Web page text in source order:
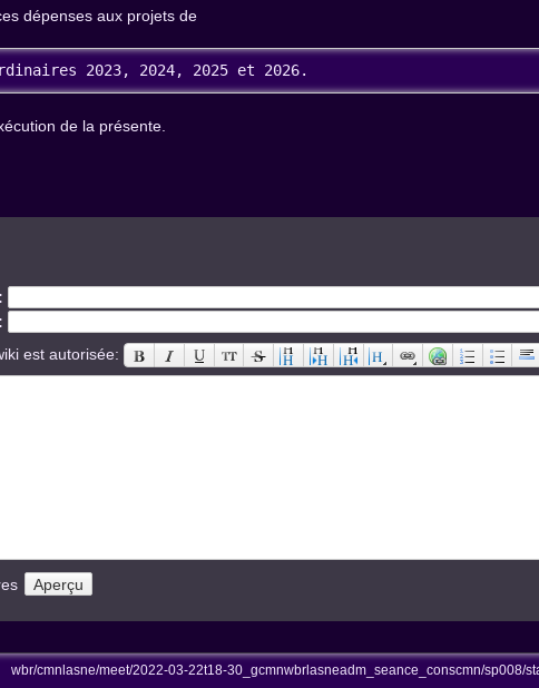
dépenses aux projets de
2023, 2024, 2025 et 2026.
de la présente.
est autorisée:
wbr/cmnlasne/meet/2022-03-22t18-30_gcmnwbrlasneadm_seance_conscmn/sp008/